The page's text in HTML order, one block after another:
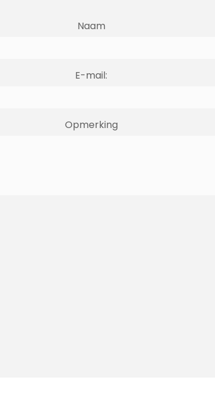
Naam
E-mail:
Opmerking